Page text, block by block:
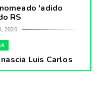
'adido
RS
2020
Luis Carlos
...